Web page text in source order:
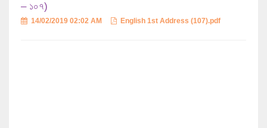
– ১০৭)
14/02/2019 02:02 AM English 1st Address (107).pdf